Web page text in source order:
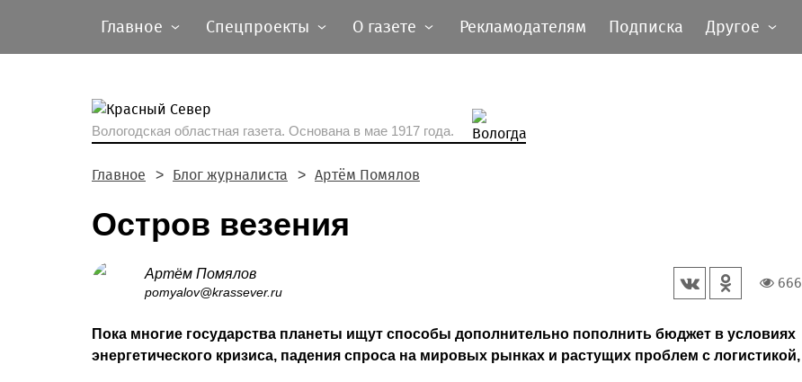
Главное Спецпроекты О газете Рекламодателям Подписка Другое
Вологодская областная газета. Основана в мае 1917 года.
Главное Блог журналиста Артём Помялов
Остров везения
Артём Помялов
pomyalov@krassever.ru
666
Пока многие государства планеты ищут способы дополнительно пополнить бюджет в условиях
энергетического кризиса, падения спроса на мировых рынках и растущих проблем с логистикой,